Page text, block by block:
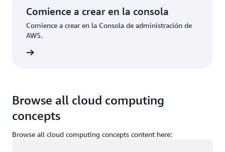
Comience a crear en la consola
Comience a crear en la Consola de administración de
AWS.
Browse all cloud computing
concepts
Browse all cloud computing concepts content here: